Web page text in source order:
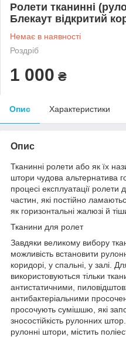
Ролети тканинні
Блекаут відкритий
Немає в наявності
Роздріб
1 000 ₴
Опис Характеристики
Опис
Тканинні ролети або як їх
штори чудова альтернатива
процесі експлуатації
частин, які постійно
як горизонтальні жалюзі й
Тканини для ролет
Завдяки великому вибору
можливість встановити
коридорі, у спальні, у залі.
використовуються тільки
антистатичними,
антибактеріальними
просочують сумішшю, які
зносостійкість рулонних
рулонні штори, містить